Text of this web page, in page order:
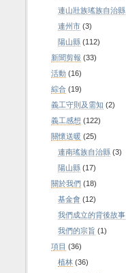
連山壯族瑤族自治縣
連州市 (3)
陽山縣 (112)
新聞剪報 (33)
活動 (16)
綜合 (19)
義工守則及需知 (2)
義工感想 (122)
關懷送暖 (25)
連南瑤族自治縣 (3)
陽山縣 (17)
關於我們 (18)
基金會 (12)
我們成立的背後故事
我們的宗旨 (1)
項目 (36)
植林 (36)